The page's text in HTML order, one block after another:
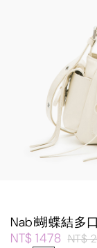
Nabi蝴蝶結多
NT$ 1478 NT$